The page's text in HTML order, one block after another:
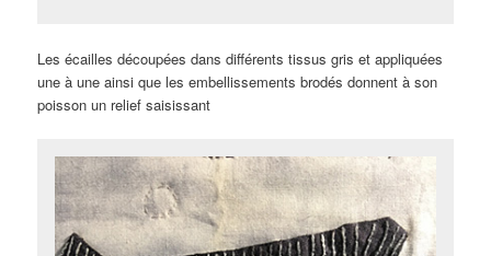
Les écailles découpées dans différents tissus gris et appliquées
une à une ainsi que les embellissements brodés donnent à son
poisson un relief saisissant